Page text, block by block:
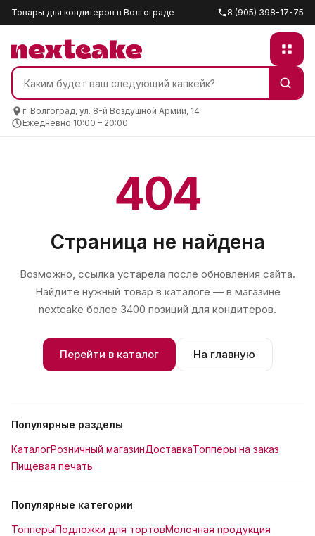
Товары для кондитеров в Волгограде 8 (905) 398-17-75
г. Волгоград, ул. 8-й Воздушной Армии, 14
Ежедневно 10:00 – 20:00
404
Страница не найдена
Возможно, ссылка устарела после обновления сайта.
Найдите нужный товар в каталоге — в магазине
nextcake более 3400 позиций для кондитеров.
Перейти в каталог На главную
Популярные разделы
КаталогРозничный магазинДоставкаТопперы на заказ
Пищевая печать
Популярные категории
ТопперыПодложки для тортовМолочная продукция